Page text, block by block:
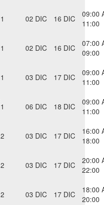
1 02 DIC 16 DIC
09:00
11:00
1 02 DIC 16 DIC
07:00
09:00
1 03 DIC 17 DIC
09:00
11:00
1 06 DIC 18 DIC
09:00
11:00
2 03 DIC 17 DIC
16:00
18:00
2 03 DIC 17 DIC
20:00
22:00
2 03 DIC 17 DIC
18:00
20:00